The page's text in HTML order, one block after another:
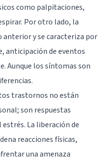
como palpitaciones,
Por otro lado, la
anterior y se caracteriza por
anticipación de eventos
Aunque los síntomas son
trastornos no están
son respuestas
La liberación de
reacciones físicas,
una amenaza